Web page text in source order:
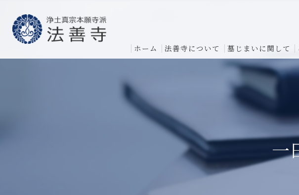
ホーム 法善寺について 墓じまいに関して
一